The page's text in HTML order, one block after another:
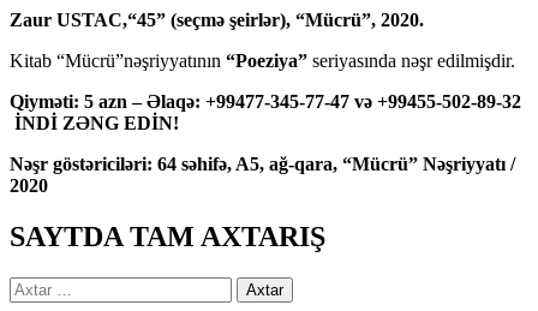
Zaur USTAC,“45” (seçmə şeirlər), “Mücrü”, 2020.
Kitab “Mücrü”nəşriyyatının “Poeziya” seriyasında nəşr edilmişdir.
Qiyməti: 5 azn – Əlaqə: +99477-345-77-47 və +99455-502-89-32
İNDİ ZƏNG EDİN!
Nəşr göstəriciləri: 64 səhifə, A5, ağ-qara, “Mücrü” Nəşriyyatı /
2020
SAYTDA TAM AXTARIŞ
Axtarış: